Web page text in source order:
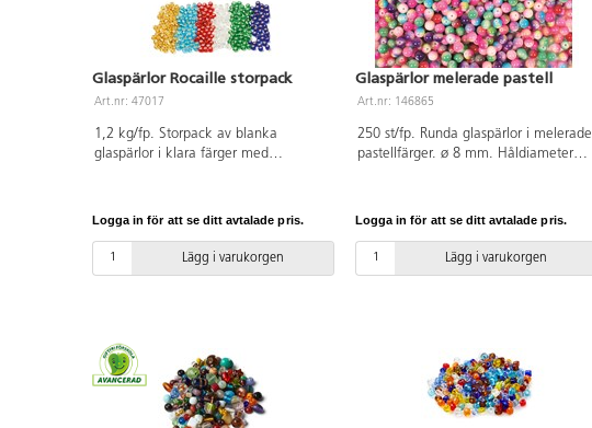
Glaspärlor Rocaille storpack
Art.nr: 47017
1,2 kg/fp. Storpack av blanka
glaspärlor i klara färger med
Färger som ingår är guld, turkos, röd,
Logga in för att se ditt avtalade pris.
Lägg i varukorgen
Glaspärlor melerade pastell
Art.nr: 146865
250 st/fp. Runda glaspärlor i melerade
pastellfärger. ø 8 mm. Håldiameter
Logga in för att se ditt avtalade pris.
Lägg i varukorgen